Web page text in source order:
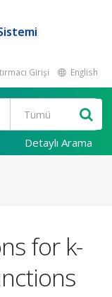
Girişi English
Detaylı Arama
for k-